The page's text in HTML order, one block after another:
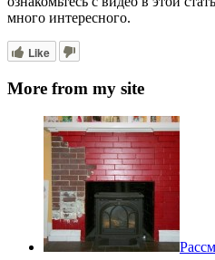
много интересного.
Like
More from my site